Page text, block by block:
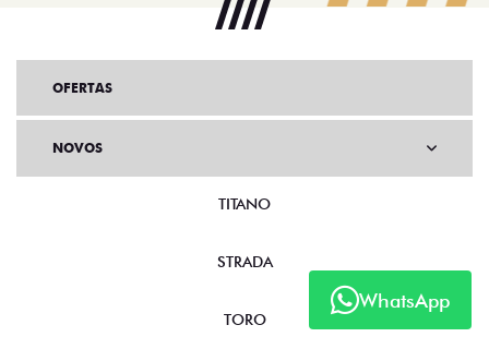
WhatsApp
OFERTAS
NOVOS
TITANO
STRADA
TORO